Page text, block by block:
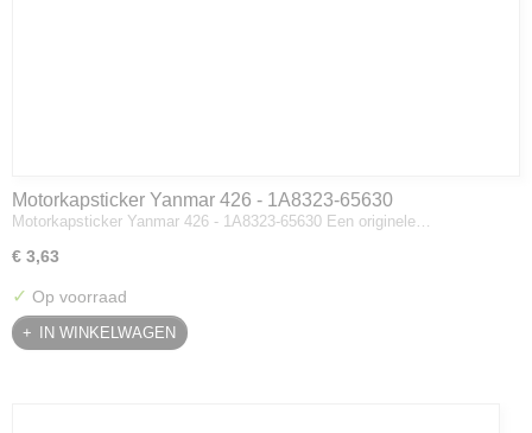
Motorkapsticker Yanmar 426 - 1A8323-65630
Motorkapsticker Yanmar 426 - 1A8323-65630 Een originele…
€ 3,63
✓ Op voorraad
IN WINKELWAGEN